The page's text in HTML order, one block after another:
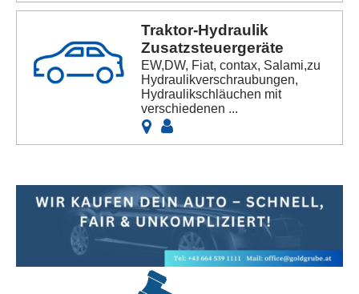
Traktor-Hydraulik
Zusatzsteuergeräte
EW,DW, Fiat, contax, Salami,zu
Hydraulikverschraubungen,
Hydraulikschläuchen mit
verschiedenen ...